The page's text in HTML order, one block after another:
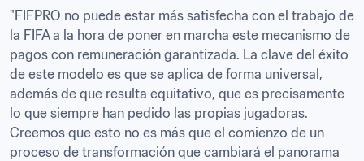
"FIFPRO no puede estar más satisfecha con el trabajo de
la FIFA a la hora de poner en marcha este mecanismo de
pagos con remuneración garantizada. La clave del éxito
de este modelo es que se aplica de forma universal,
además de que resulta equitativo, que es precisamente
lo que siempre han pedido las propias jugadoras.
Creemos que esto no es más que el comienzo de un
proceso de transformación que cambiará el panorama